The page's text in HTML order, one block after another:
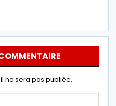
ne sera pas publiée.